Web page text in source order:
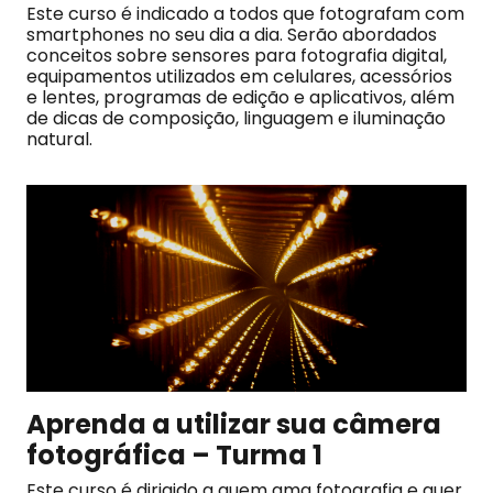
Este curso é indicado a todos que fotografam com
smartphones no seu dia a dia. Serão abordados
conceitos sobre sensores para fotografia digital,
equipamentos utilizados em celulares, acessórios
e lentes, programas de edição e aplicativos, além
de dicas de composição, linguagem e iluminação
natural.
Aprenda a utilizar sua câmera
fotográfica – Turma 1